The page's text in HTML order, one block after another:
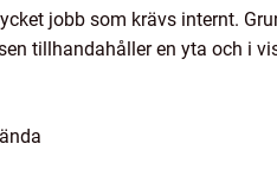
jobb som krävs internt.
tillhandahåller en yta och i